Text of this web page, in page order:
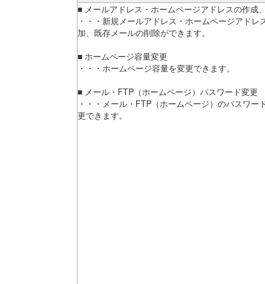
■ メールアドレス・ホームページアドレスの作成
・・・新規メールアドレス・ホームページアドレ
加、既存メールの削除ができます。
■ ホームページ容量変更
・・・ホームページ容量を変更できます。
■ メール・FTP（ホームページ）パスワード変更
・・・メール・FTP（ホームページ）のパスワー
更できます。